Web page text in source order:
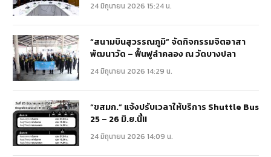
24 มิถุนายน 2026 15:24 น.
“สนามบินสุวรรณภูมิ” จัดกิจกรรมจิตอาสา
พัฒนาวัด – ฟื้นฟูลำคลอง ณ วัดบางปลา
24 มิถุนายน 2026 14:29 น.
“ขสมก.” แจ้งปรับเวลาให้บริการ Shuttle Bus
25 – 26 มิ.ย.นี้!!
24 มิถุนายน 2026 14:09 น.